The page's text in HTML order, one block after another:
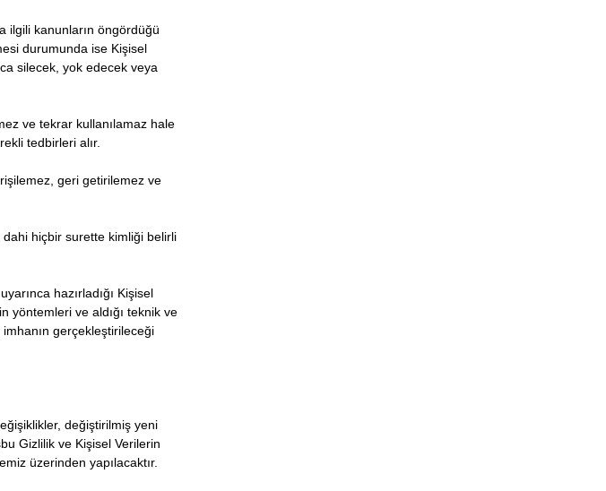
ilgili kanunların öngördüğü
durumunda ise Kişisel
silecek, yok edecek veya
ve tekrar kullanılamaz hale
tedbirleri alır.
geri getirilemez ve
hiçbir surette kimliği belirli
hazırladığı Kişisel
yöntemleri ve aldığı teknik ve
imhanın gerçekleştirileceği
değiştirilmiş yeni
Gizlilik ve Kişisel Verilerin
üzerinden yapılacaktır.